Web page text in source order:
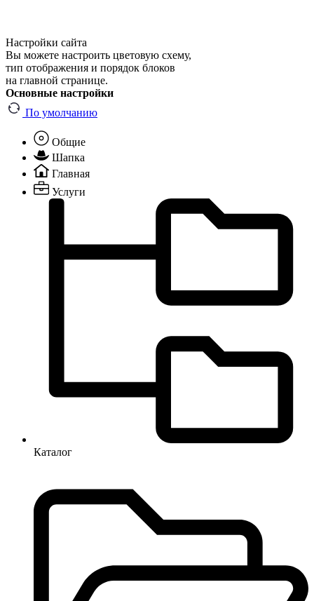
Настройки сайта
Вы можете настроить цветовую схему,
тип отображения и порядок блоков
на главной странице.
Основные настройки
По умолчанию
Общие
Шапка
Главная
Услуги
Каталог